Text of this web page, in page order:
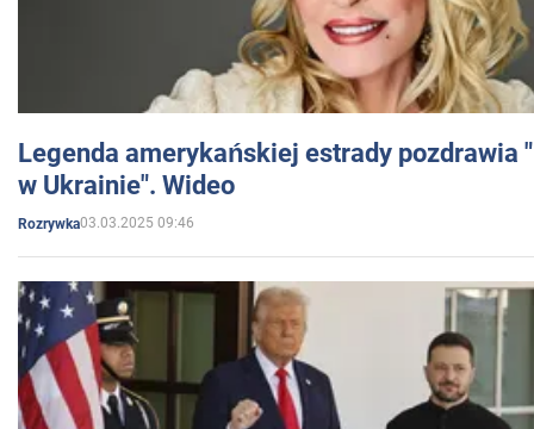
Legenda amerykańskiej estrady pozdrawia
w Ukrainie". Wideo
Rozrywka03.03.2025 09:46